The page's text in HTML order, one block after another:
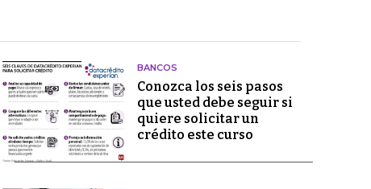
BANCOS
Conozca los seis pasos
que usted debe seguir si
quiere solicitar un
crédito este curso